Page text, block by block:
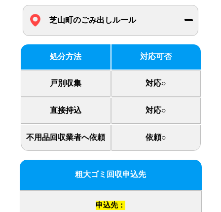
芝山町のごみ出しルール
処分方法 対応可否
戸別収集 対応○
直接持込 対応○
不用品回収業者へ依頼 依頼○
粗大ゴミ回収申込先
申込先：